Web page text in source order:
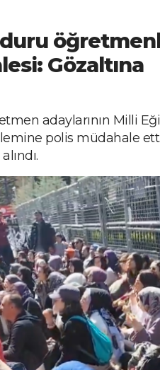
Gözaltına
adaylarının Milli
polis müdahale